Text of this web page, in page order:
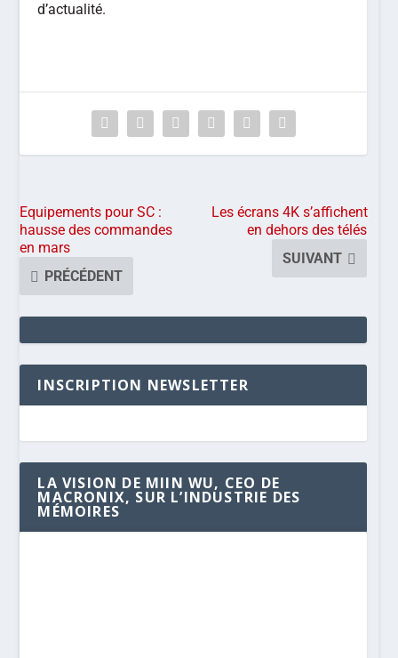
d’actualité.
Equipements pour SC :
hausse des commandes
en mars
PRÉCÉDENT
Les écrans 4K s’affichent
en dehors des télés
SUIVANT
INSCRIPTION NEWSLETTER
LA VISION DE MIIN WU, CEO DE
MACRONIX, SUR L’INDUSTRIE DES
MÉMOIRES